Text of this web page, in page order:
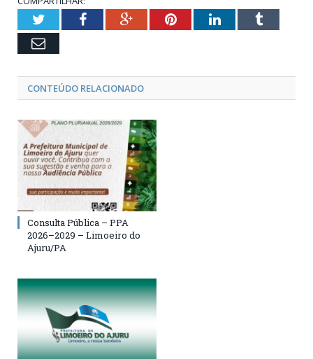
TwitterFacebookGoogle+PinterestLinkedInTumblr
Email
CONTEÚDO RELACIONADO
Consulta Pública – PPA
2026–2029 – Limoeiro do
Ajuru/PA